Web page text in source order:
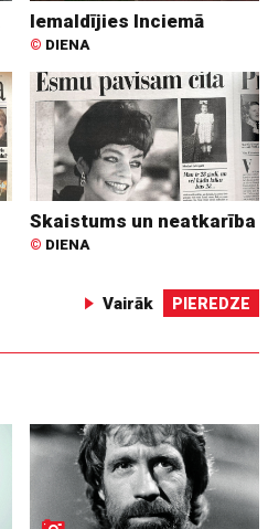
Iemaldījies Inciemā
© DIENA
Skaistums un neatkarība
© DIENA
Vairāk PIEREDZE